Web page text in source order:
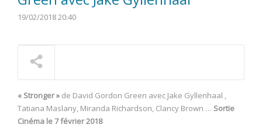
19/02/2018 20:40
« Stronger » de David Gordon Green avec Jake Gyllenhaal ,
Tatiana Maslany, Miranda Richardson, Clancy Brown … Sortie
Cinéma le 7 février 2018